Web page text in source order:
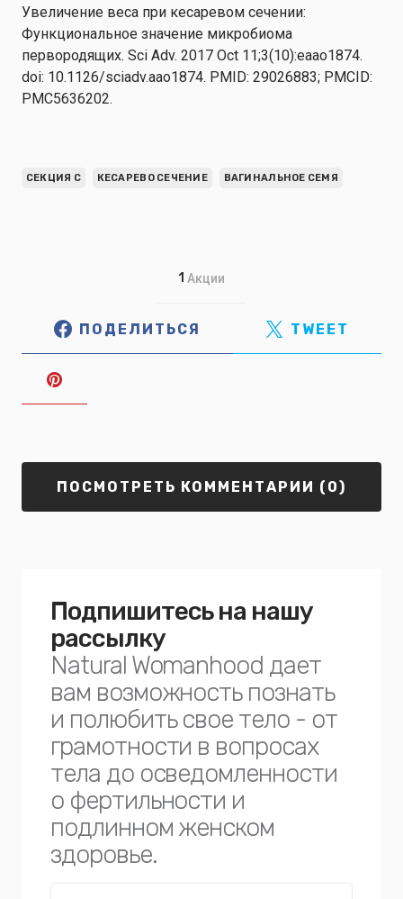
Увеличение веса при кесаревом сечении:
Функциональное значение микробиома
первородящих. Sci Adv. 2017 Oct 11;3(10):eaao1874.
doi: 10.1126/sciadv.aao1874. PMID: 29026883; PMCID:
PMC5636202.
СЕКЦИЯ C КЕСАРЕВО СЕЧЕНИЕ ВАГИНАЛЬНОЕ СЕМЯ
1 Акции
ПОДЕЛИТЬСЯ TWEET
ПОСМОТРЕТЬ КОММЕНТАРИИ (0)
Подпишитесь на нашу
рассылку
Natural Womanhood дает
вам возможность познать
и полюбить свое тело - от
грамотности в вопросах
тела до осведомленности
о фертильности и
подлинном женском
здоровье.